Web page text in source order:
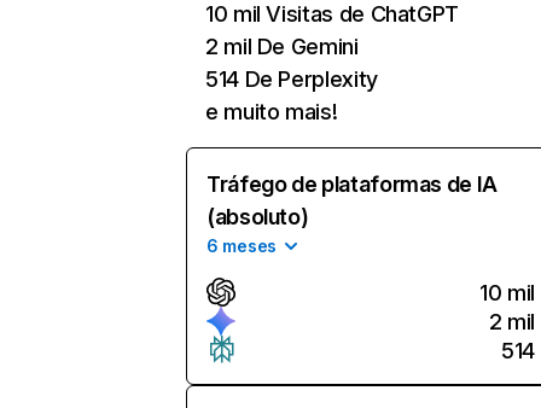
10 mil Visitas de ChatGPT
2 mil De Gemini
514 De Perplexity
e muito mais!
Tráfego de plataformas de IA
(absoluto)
6 meses
10 mil
2 mil
514